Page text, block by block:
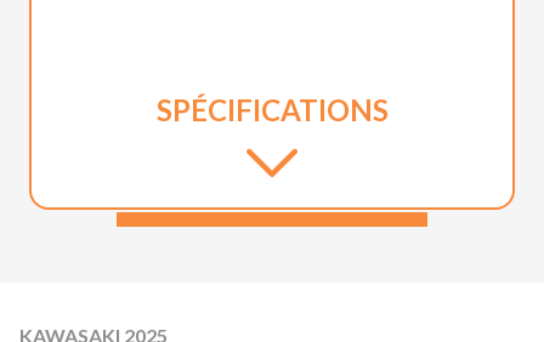
SPÉCIFICATIONS
KAWASAKI 2025